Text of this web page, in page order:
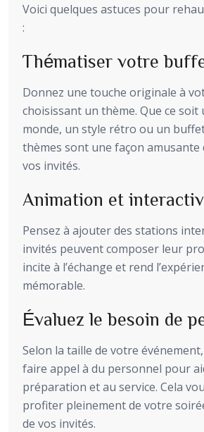
Voici quelques astuces pour
:
Thématiser votre
Donnez une touche originale à
choisissant un thème. Que ce soit
monde, un style rétro ou un
thèmes sont une façon
vos invités.
Animation et
Pensez à ajouter des stations
invités peuvent composer leur
incite à l’échange et rend
mémorable.
Évaluez le besoin de
Selon la taille de votre
faire appel à du personnel pour
préparation et au service. Cela
profiter pleinement de votre
de vos invités.